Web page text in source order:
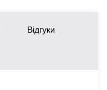
Відгуки